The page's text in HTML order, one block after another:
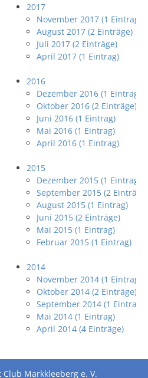
2017
November 2017 (1 Eintrag)
August 2017 (2 Einträge)
Juli 2017 (2 Einträge)
April 2017 (1 Eintrag)
2016
Dezember 2016 (1 Eintrag)
Oktober 2016 (2 Einträge)
Juni 2016 (1 Eintrag)
Mai 2016 (1 Eintrag)
April 2016 (1 Eintrag)
2015
Dezember 2015 (1 Eintrag)
September 2015 (2 Einträge)
August 2015 (1 Eintrag)
Juni 2015 (2 Einträge)
Mai 2015 (1 Eintrag)
Februar 2015 (1 Eintrag)
2014
November 2014 (1 Eintrag)
Oktober 2014 (2 Einträge)
September 2014 (1 Eintrag)
Mai 2014 (1 Eintrag)
April 2014 (4 Einträge)
Markkleeberg e. V.